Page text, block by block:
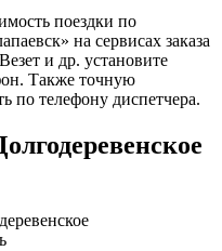
поездки по
на сервисах заказа
и др. установите
Также точную
по телефону диспетчера.